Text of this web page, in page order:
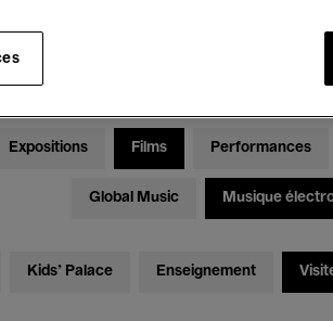
Jeudi 16 - Vendredi 24
Expositions Films Performances
Global Music Musique
Kids’ Palace Enseignement